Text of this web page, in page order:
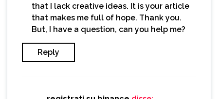
that I lack creative ideas. It is your article
that makes me full of hope. Thank you.
But, I have a question, can you help me?
Reply